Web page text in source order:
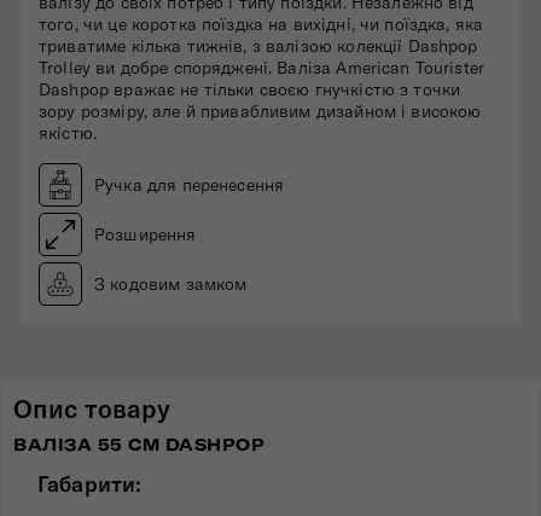
того, чи це коротка поїздка на вихідні, чи поїздка, яка
триватиме кілька тижнів, з валізою колекції Dashpop
Trolley ви добре споряджені. Валіза American Tourister
Dashpop вражає не тільки своєю гнучкістю з точки
зору розміру, але й привабливим дизайном і високою
якістю.
Ручка для перенесення
Розширення
З кодовим замком
Опис товару
ВАЛІЗА 55 СМ DASHPOP
Габарити: